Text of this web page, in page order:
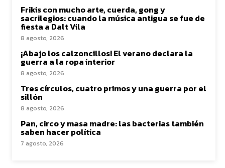
Frikis con mucho arte, cuerda, gong y
sacrilegios: cuando la música antigua se fue de
fiesta a Dalt Vila
8 agosto, 2026
¡Abajo los calzoncillos! El verano declara la
guerra a la ropa interior
8 agosto, 2026
Tres círculos, cuatro primos y una guerra por el
sillón
8 agosto, 2026
Pan, circo y masa madre: las bacterias también
saben hacer política
7 agosto, 2026